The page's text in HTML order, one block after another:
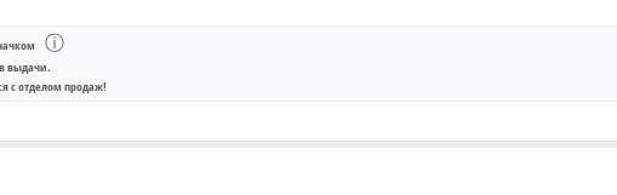
ⓘ
выдачи.
с отделом продаж!